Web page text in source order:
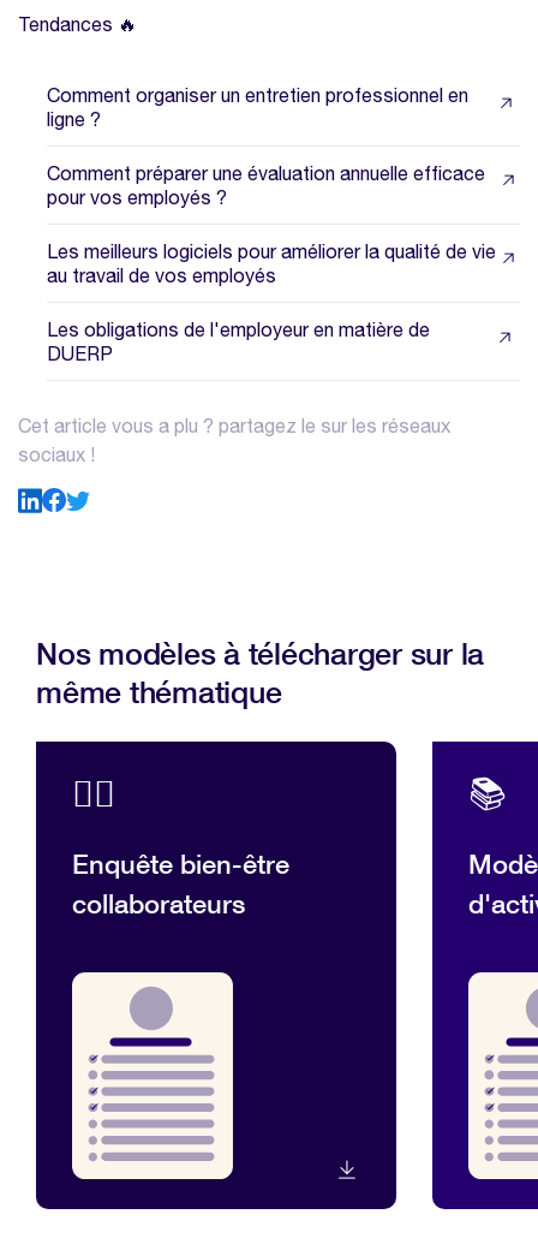
Tendances 🔥
Comment organiser un entretien professionnel en
ligne ?
Comment préparer une évaluation annuelle efficace
pour vos employés ?
Les meilleurs logiciels pour améliorer la qualité de vie
au travail de vos employés
Les obligations de l'employeur en matière de
DUERP
Cet article vous a plu ? partagez le sur les réseaux
sociaux !
Nos modèles à télécharger sur la
même thématique
💆‍♂️
Enquête bien-être
collaborateurs
📚